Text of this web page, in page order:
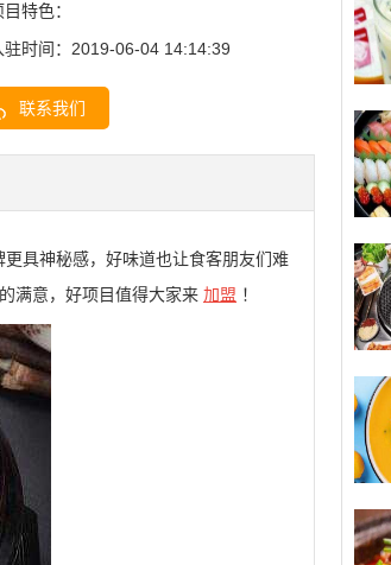
特色：
驻时间：2019-06-04 14:14:39
联系我们
具神秘感，好味道也让食客朋友们难
满意，好项目值得大家来 加盟 ！